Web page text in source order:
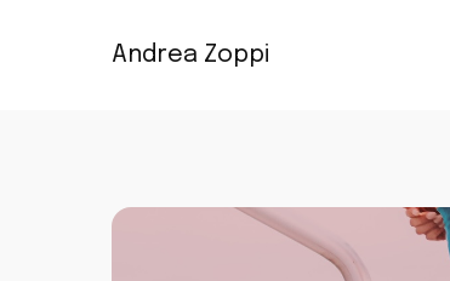
Andrea Zoppi